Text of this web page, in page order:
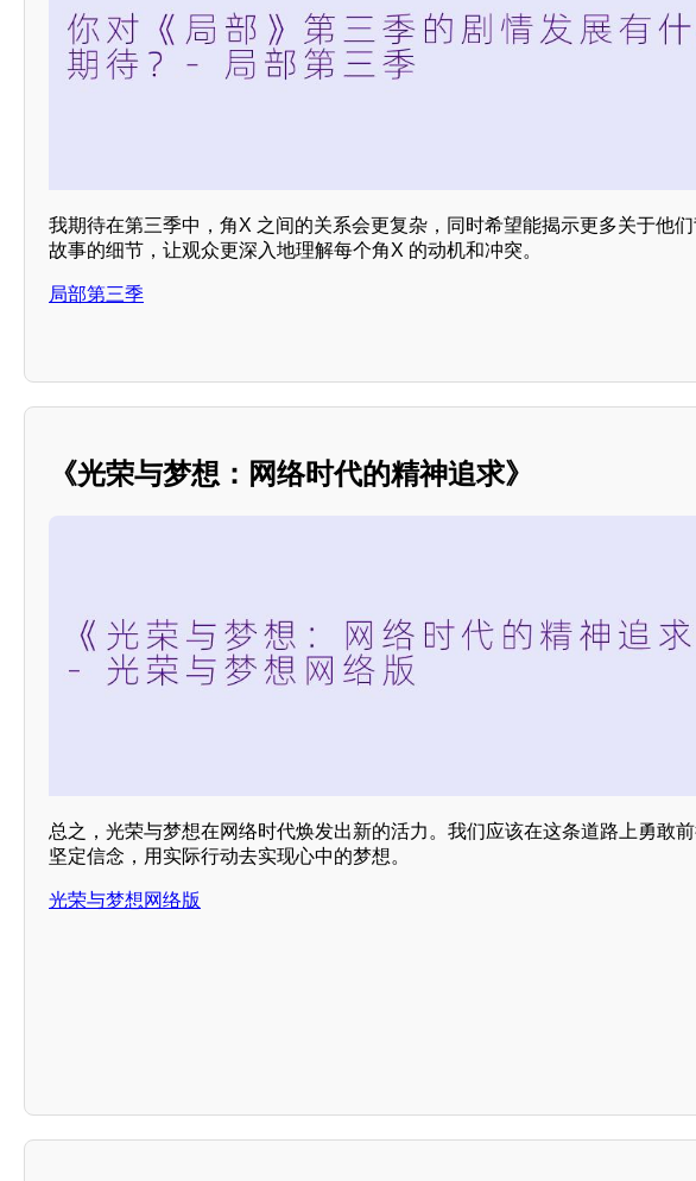
我期待在第三季中，角X 之间的关系会更复杂，同时希望能揭示更多关于他
故事的细节，让观众更深入地理解每个角X 的动机和冲突。
局部第三季
《光荣与梦想：网络时代的精神追求》
总之，光荣与梦想在网络时代焕发出新的活力。我们应该在这条道路上勇敢前
坚定信念，用实际行动去实现心中的梦想。
光荣与梦想网络版